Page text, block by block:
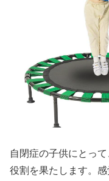
自閉症の子供にとっ
役割を果たします。